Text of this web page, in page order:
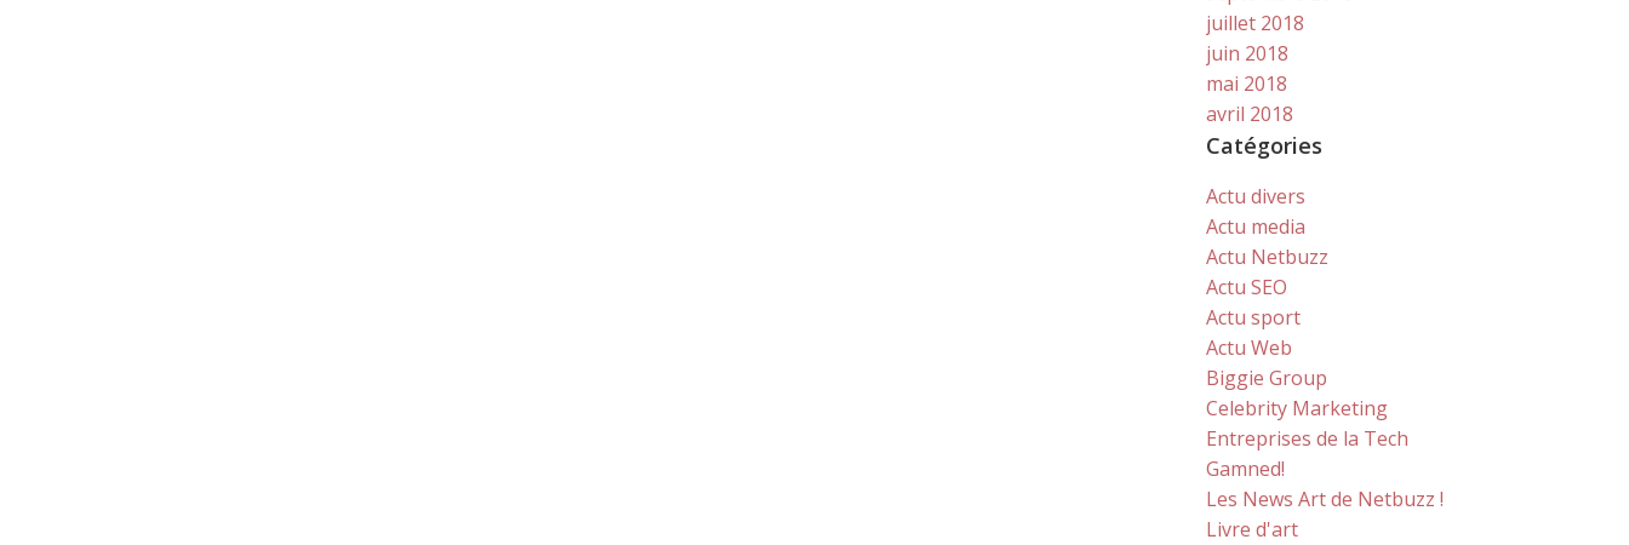
juillet 2018
juin 2018
mai 2018
avril 2018
Catégories
Actu divers
Actu media
Actu Netbuzz
Actu SEO
Actu sport
Actu Web
Biggie Group
Celebrity Marketing
Entreprises de la Tech
Gamned!
Les News Art de Netbuzz !
Livre d'art